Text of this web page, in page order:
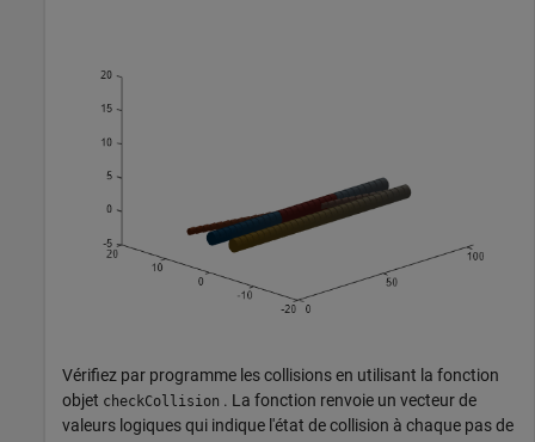
Vérifiez par programme les collisions en utilisant la fonction
objet checkCollision . La fonction renvoie un vecteur de
valeurs logiques qui indique l'état de collision à chaque pas de